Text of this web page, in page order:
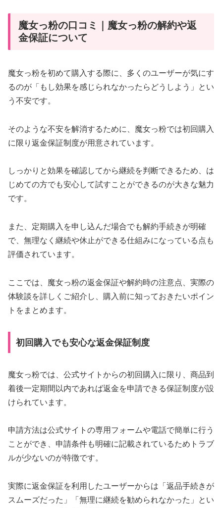
魔女っ粉の口コミ｜魔女っ粉の解約や返
金保証について
魔女っ粉を初めて購入する際に、多くのユーザーが気にす
るのが「もし効果を感じられなかったらどうしよう」とい
う不安です。
そのような不安を解消するために、魔女っ粉では初回購入
に限り返金保証制度が用意されています。
しっかりと効果を確認してから継続を判断できるため、は
じめての方でも安心して試すことができるのが大きな魅力
です。
また、定期購入を申し込んだ場合でも解約手続きが明確
で、無理なく継続や休止ができる仕組みになっている点も
評価されています。
ここでは、魔女っ粉の返金保証や解約時の注意点、実際の
体験談を詳しくご紹介し、購入前に知っておきたいポイン
トをまとめます。
初回購入でも安心な返金保証制度
魔女っ粉では、公式サイトからの初回購入に限り、商品到
着後一定期間以内であれば返金を申請できる保証制度が設
けられています。
申請方法は公式サイトの専用フォームや電話で簡単に行う
ことができ、申請条件も明確に記載されているためトラブ
ルが少ないのが特徴です。
実際に返金保証を利用したユーザーからは「返品手続きが
スムーズだった」「無理に継続を勧められなかった」とい